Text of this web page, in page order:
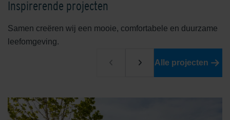
Inspirerende projecten
Samen creëren wij een mooie, comfortabele en duurzame
leefomgeving.
Alle projecten